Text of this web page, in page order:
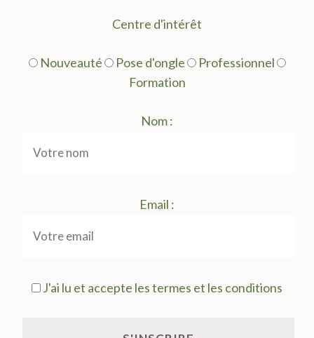
Centre d'intérêt
Nouveauté Pose d'ongle
Professionnel
Formation
Nom :
Email :
J'ai lu et accepte les termes et les conditions